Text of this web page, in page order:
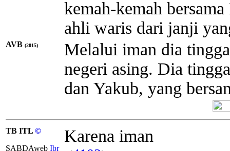
kemah-kemah
ahli waris dari janji
AVB (2015)
Melalui iman dia
negeri asing. Dia
dan Yakub, yang
TB ITL ©
SABDAweb Ibr
Karena iman